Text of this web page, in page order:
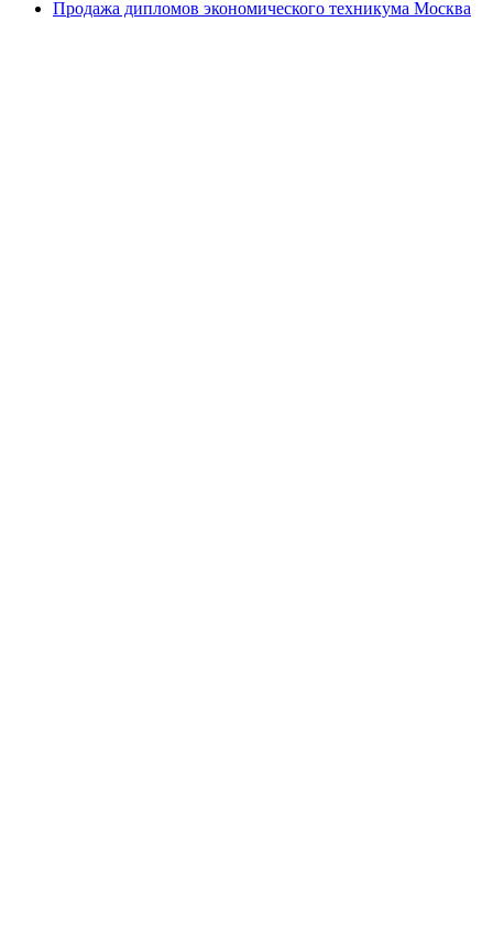
Продажа дипломов экономического техникума Москва